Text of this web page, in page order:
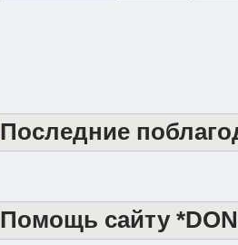
Последние
Помощь сайту